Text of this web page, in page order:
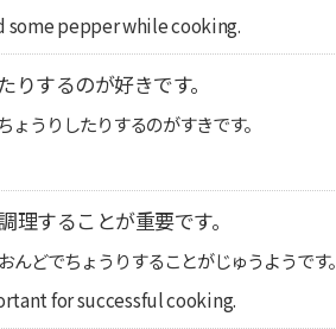
some pepper while cooking.
するのが好きです。
うりしたりするのがすきです。
することが重要です。
どでちょうりすることがじゅうようです。
for successful cooking.